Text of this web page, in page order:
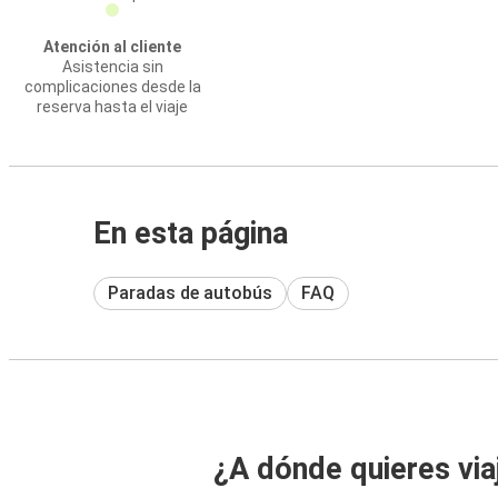
Atención al cliente
Asistencia sin
complicaciones desde la
reserva hasta el viaje
En esta página
Paradas de autobús FAQ
¿A dónde quieres